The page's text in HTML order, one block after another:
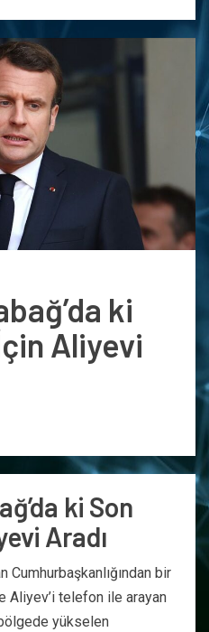
ki
Aliyevi
ki Son
Aradı
bir
Aliyev’i telefon ile arayan
yükselen